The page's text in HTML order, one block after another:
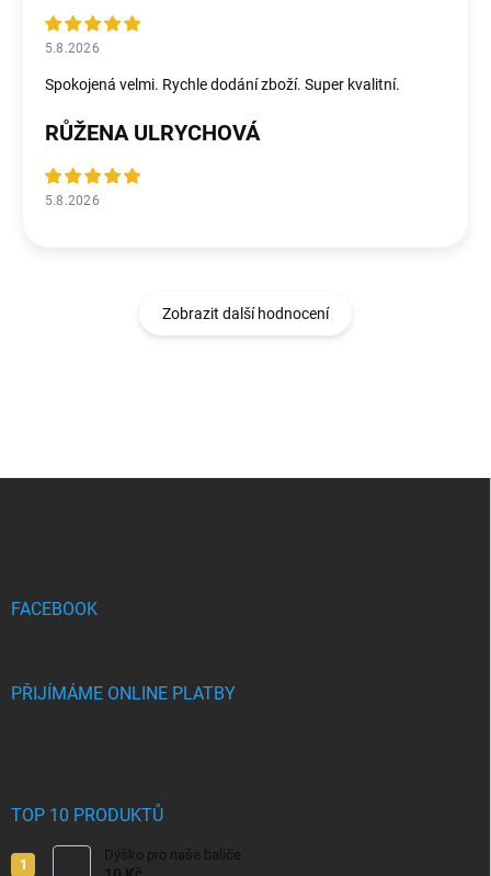
5.8.2026
Spokojená velmi. Rychle dodání zboží. Super kvalitní.
RŮŽENA ULRYCHOVÁ
5.8.2026
Zobrazit další hodnocení
FACEBOOK
PŘIJÍMÁME ONLINE PLATBY
TOP 10 PRODUKTŮ
Dýško pro naše baliče